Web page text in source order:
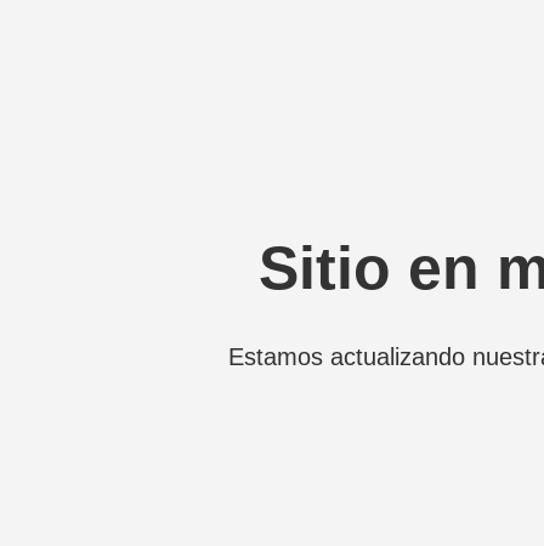
Sitio en
Estamos actualizando